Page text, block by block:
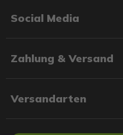
Social Media
Zahlung & Versand
Versandarten